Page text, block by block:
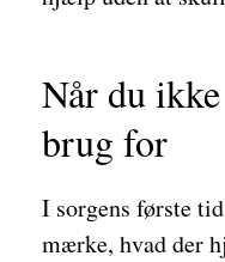
Når du
brug for
I sorgens første
mærke, hvad der